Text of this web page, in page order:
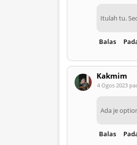
Itulah tu.
Balas
Kakmim
4 Ogos 2023
Ada je
Balas